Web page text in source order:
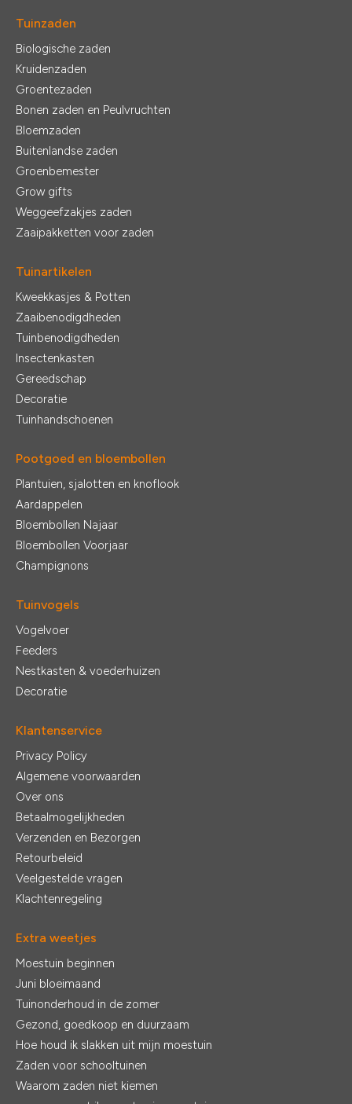
Tuinzaden
Biologische zaden
Kruidenzaden
Groentezaden
Bonen zaden en Peulvruchten
Bloemzaden
Buitenlandse zaden
Groenbemester
Grow gifts
Weggeefzakjes zaden
Zaaipakketten voor zaden
Tuinartikelen
Kweekkasjes & Potten
Zaaibenodigdheden
Tuinbenodigdheden
Insectenkasten
Gereedschap
Decoratie
Tuinhandschoenen
Pootgoed en bloembollen
Plantuien, sjalotten en knoflook
Aardappelen
Bloembollen Najaar
Bloembollen Voorjaar
Champignons
Tuinvogels
Vogelvoer
Feeders
Nestkasten & voederhuizen
Decoratie
Klantenservice
Privacy Policy
Algemene voorwaarden
Over ons
Betaalmogelijkheden
Verzenden en Bezorgen
Retourbeleid
Veelgestelde vragen
Klachtenregeling
Extra weetjes
Moestuin beginnen
Juni bloeimaand
Tuinonderhoud in de zomer
Gezond, goedkoop en duurzaam
Hoe houd ik slakken uit mijn moestuin
Zaden voor schooltuinen
Waarom zaden niet kiemen